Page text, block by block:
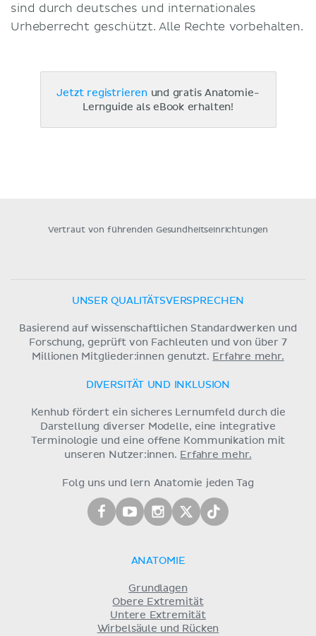
sind durch deutsches und internationales
Urheberrecht geschützt. Alle Rechte vorbehalten.
Jetzt registrieren und gratis Anatomie-
Lernguide als eBook erhalten!
Vertraut von führenden Gesundheitseinrichtungen
UNSER QUALITÄTSVERSPRECHEN
Basierend auf wissenschaftlichen Standardwerken und
Forschung, geprüft von Fachleuten und von über 7
Millionen Mitglieder:innen genutzt. Erfahre mehr.
DIVERSITÄT UND INKLUSION
Kenhub fördert ein sicheres Lernumfeld durch die
Darstellung diverser Modelle, eine integrative
Terminologie und eine offene Kommunikation mit
unseren Nutzer:innen. Erfahre mehr.
Folg uns und lern Anatomie jeden Tag
ANATOMIE
Grundlagen
Obere Extremität
Untere Extremität
Wirbelsäule und Rücken